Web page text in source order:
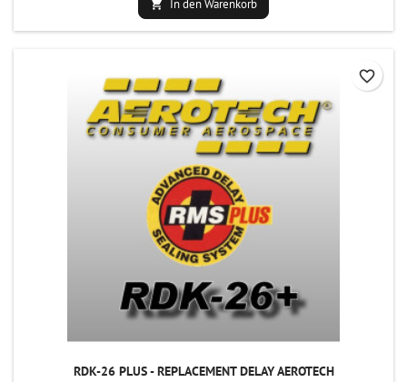
 In den Warenkorb
RDK-26 PLUS - REPLACEMENT DELAY AEROTECH
favorite_border